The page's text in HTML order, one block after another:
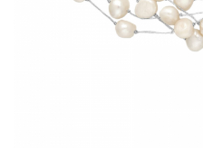
Colectia „ Bijuterii cu Email ”
Cadouri Craciun